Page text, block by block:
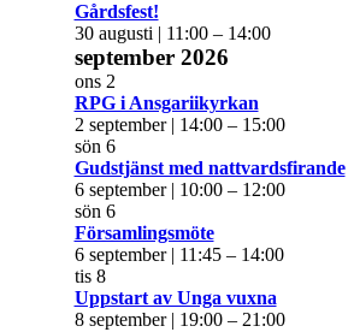
Gårdsfest!
30 augusti | 11:00– 14:00
september 2026
ons 2
RPG i Ansgariikyrkan
2 september | 14:00– 15:00
sön 6
Gudstjänst med nattvardsfirande
6 september | 10:00– 12:00
sön 6
Församlingsmöte
6 september | 11:45– 14:00
tis 8
Uppstart av Unga vuxna
8 september | 19:00– 21:00